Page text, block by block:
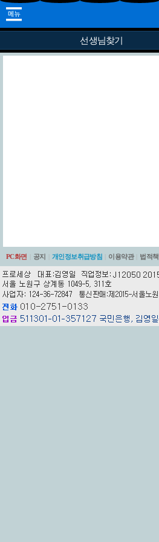
선생님찾기
PC화면 공지 개인정보취급방침 이용약관 법적